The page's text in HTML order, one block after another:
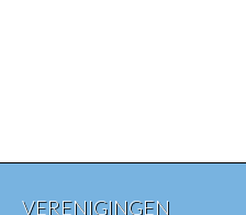
VERENIGINGEN